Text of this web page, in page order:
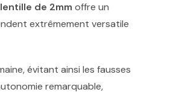
lentille de 2mm offre un
extrêmement versatile
évitant ainsi les fausses
remarquable,